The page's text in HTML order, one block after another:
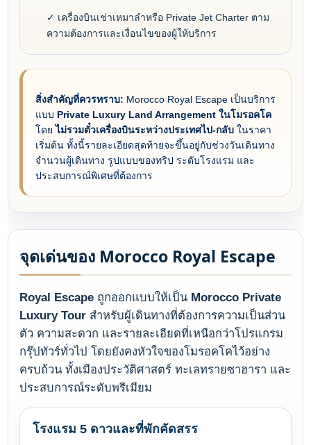
✓ เครื่องบินเช่าเหมาลำหรือ Private Jet Charter ตาม
ความต้องการและเงื่อนไขของผู้ให้บริการ
สิ่งสำคัญที่ควรทราบ: Morocco Royal Escape เป็นบริการ
แบบ Private Luxury Land Arrangement ในโมรอคโค
โดยไม่รวมตั๋วเครื่องบินระหว่างประเทศไป-กลับ ในราคา
เริ่มต้น ทั้งนี้รายละเอียดสุดท้ายจะขึ้นอยู่กับช่วงวันเดินทาง
จำนวนผู้เดินทาง รูปแบบของทริป ระดับโรงแรม และ
ประสบการณ์พิเศษที่ต้องการ
จุดเด่นของ Morocco Royal Escape
Royal Escape ถูกออกแบบให้เป็น Morocco Private
Luxury Tour สำหรับผู้เดินทางที่ต้องการความเป็นส่วน
ตัว ความสะดวก และรายละเอียดที่เหนือกว่าโปรแกรม
กรุ๊ปทัวร์ทั่วไป โดยยังคงหัวใจของโมรอคโคไว้อย่าง
ครบถ้วน ทั้งเมืองประวัติศาสตร์ ทะเลทรายซาฮารา และ
ประสบการณ์ระดับพรีเมียม
โรงแรม 5 ดาวและที่พักคัดสรร